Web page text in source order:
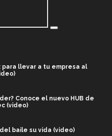
para llevar a tu empresa al
Conoce el nuevo HUB de
(video)
baile su vida (video)